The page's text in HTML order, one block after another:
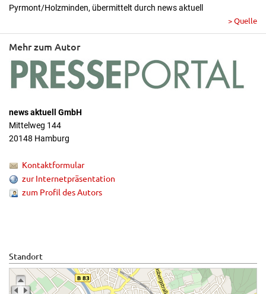
Pyrmont/Holzminden, übermittelt durch news aktuell
> Quelle
Mehr zum Autor
news aktuell GmbH
Mittelweg 144
20148 Hamburg
Kontaktformular
zur Internetpräsentation
zum Profil des Autors
Standort